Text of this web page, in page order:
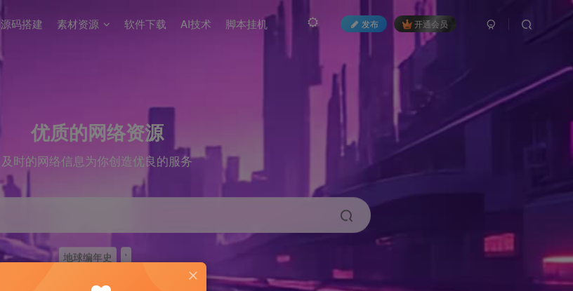
发布 开通会员
源码搭建 素材资源 软件下载 AI技术 脚本挂机
优质的网络资源
及时的网络信息为你创造优良的服务
地球编年史 '